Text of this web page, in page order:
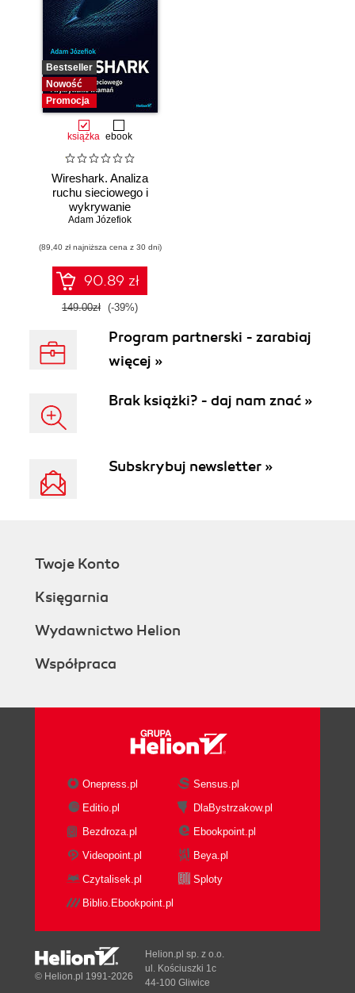
Bestseller
Nowość
Promocja
książka ebook
Wireshark. Analiza
ruchu sieciowego i
wykrywanie
włamań
Adam Józefiok
(89,40 zł najniższa cena z 30 dni)
90.89 zł
149.00zł (-39%)
Program partnerski - zarabiaj
więcej »
Brak książki? - daj nam znać »
Subskrybuj newsletter »
Twoje Konto
Księgarnia
Wydawnictwo Helion
Współpraca
Onepress.pl
Sensus.pl
Editio.pl
DlaBystrzakow.pl
Bezdroza.pl
Ebookpoint.pl
Videopoint.pl
Beya.pl
Czytalisek.pl
Sploty
Biblio.Ebookpoint.pl
© Helion.pl 1991-2026
Helion.pl sp. z o.o.
ul. Kościuszki 1c
44-100 Gliwice